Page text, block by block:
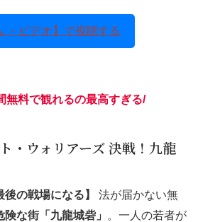
・ビデオ】で視聴する
無料で観れるの最高すぎる/
・ウォリアーズ 決戦！九龍
後の戦場になる】
法が届かない無
な街「九龍城砦」
。一人の若者が